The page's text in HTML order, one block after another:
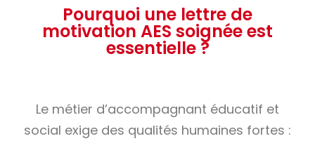
Pourquoi une lettre de
motivation AES soignée est
essentielle ?
Le métier d’accompagnant éducatif et
social exige des qualités humaines fortes :